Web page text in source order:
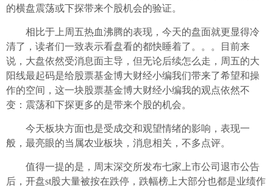
的横盘震荡或下探带来个股机会的验证。
相比于上周五热血沸腾的表现，今天的盘面就更显得冷
清了，读者们一致表示看盘看的都快睡着了。。。目前来
说，大盘依然受消息面主导，但无论后续怎么走，周五的大
阳线最起码是给股票基金博大财经小编我们带来了希望和操
作的空间，这一块股票基金博大财经小编我的观点依然不
变：震荡和下探更多的是带来个股的机会。
今天板块方面也是受成交和观望情绪的影响，表现一
般，最亮眼的当属农业板块，消息相关，不多点评。
值得一提的是，周末深交所发布七家上市公司退市公告
后，开盘st股大量被按在跌停，跌幅榜上大部分也都是业绩作